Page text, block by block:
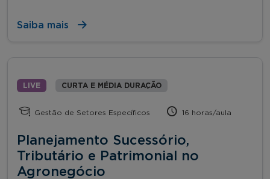
Saiba mais
LIVE CURTA E MÉDIA DURAÇÃO
Gestão de Setores Específicos 16 horas/aula
Planejamento Sucessório,
Tributário e Patrimonial no
Agronegócio